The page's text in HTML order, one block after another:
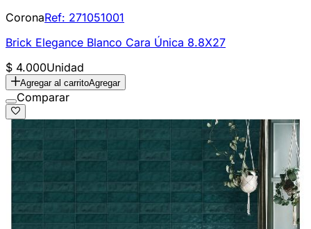
CoronaRef: 271051001
Brick Elegance Blanco Cara Única 8.8X27
$ 4.000Unidad
Agregar al carritoAgregar
Comparar